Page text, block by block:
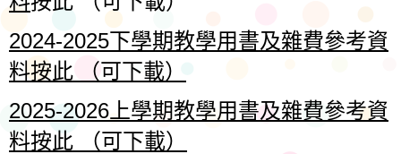
2024-2025下學期教學用書及雜費參考資
料按此 （可下載）
2025-2026上學期教學用書及雜費參考資
料按此 （可下載）